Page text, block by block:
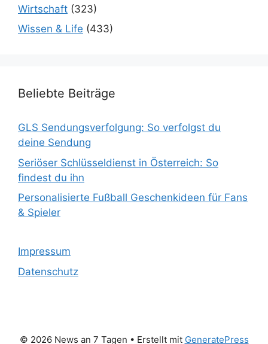
Wirtschaft (323)
Wissen & Life (433)
Beliebte Beiträge
GLS Sendungsverfolgung: So verfolgst du
deine Sendung
Seriöser Schlüsseldienst in Österreich: So
findest du ihn
Personalisierte Fußball Geschenkideen für Fans
& Spieler
Impressum
Datenschutz
© 2026 News an 7 Tagen • Erstellt mit GeneratePress